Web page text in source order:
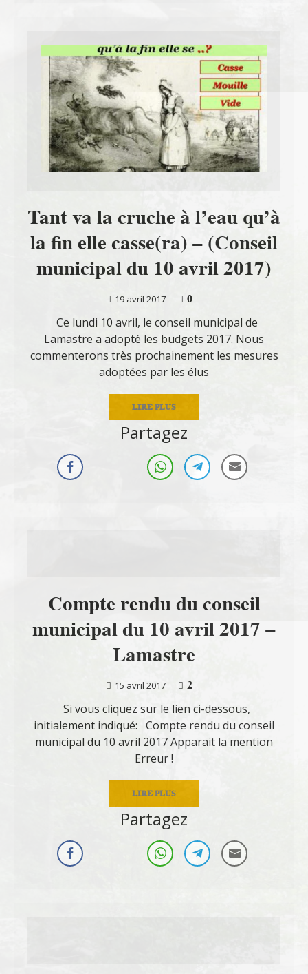
Tant va la cruche à l’eau qu’à
la fin elle casse(ra) – (Conseil
municipal du 10 avril 2017)
19 avril 2017
0
Ce lundi 10 avril, le conseil municipal de
Lamastre a adopté les budgets 2017. Nous
commenterons très prochainement les mesures
adoptées par les élus
LIRE PLUS
Partagez
Compte rendu du conseil
municipal du 10 avril 2017 –
Lamastre
15 avril 2017
2
Si vous cliquez sur le lien ci-dessous,
initialement indiqué: Compte rendu du conseil
municipal du 10 avril 2017 Apparait la mention
Erreur !
LIRE PLUS
Partagez